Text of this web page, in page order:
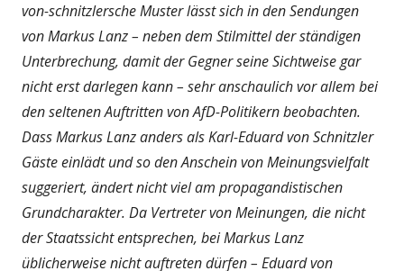
von-schnitzlersche Muster lässt sich in den Sendungen
von Markus Lanz – neben dem Stilmittel der ständigen
Unterbrechung, damit der Gegner seine Sichtweise gar
nicht erst darlegen kann – sehr anschaulich vor allem bei
den seltenen Auftritten von AfD-Politikern beobachten.
Dass Markus Lanz anders als Karl-Eduard von Schnitzler
Gäste einlädt und so den Anschein von Meinungsvielfalt
suggeriert, ändert nicht viel am propagandistischen
Grundcharakter. Da Vertreter von Meinungen, die nicht
der Staatssicht entsprechen, bei Markus Lanz
üblicherweise nicht auftreten dürfen – Eduard von